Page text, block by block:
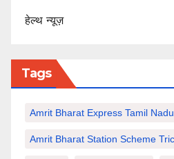
हेल्थ न्यूज़
Tags
Amrit Bharat Express Tamil Nadu
Amrit Bharat Station Scheme